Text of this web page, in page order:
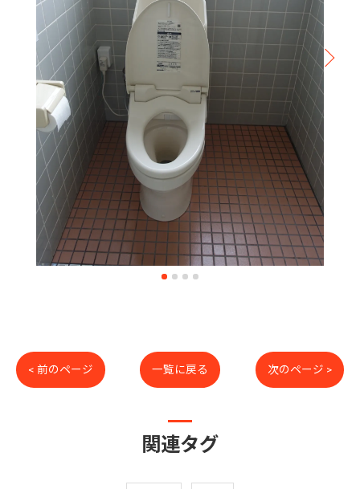
< 前のページ 一覧に戻る 次のページ >
関連タグ